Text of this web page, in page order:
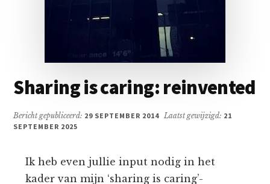
Sharing is caring: reinvented
Bericht gepubliceerd: 29 SEPTEMBER 2014 Laatst gewijzigd: 21
SEPTEMBER 2025
Ik heb even jullie input nodig in het
kader van mijn ‘sharing is caring’-